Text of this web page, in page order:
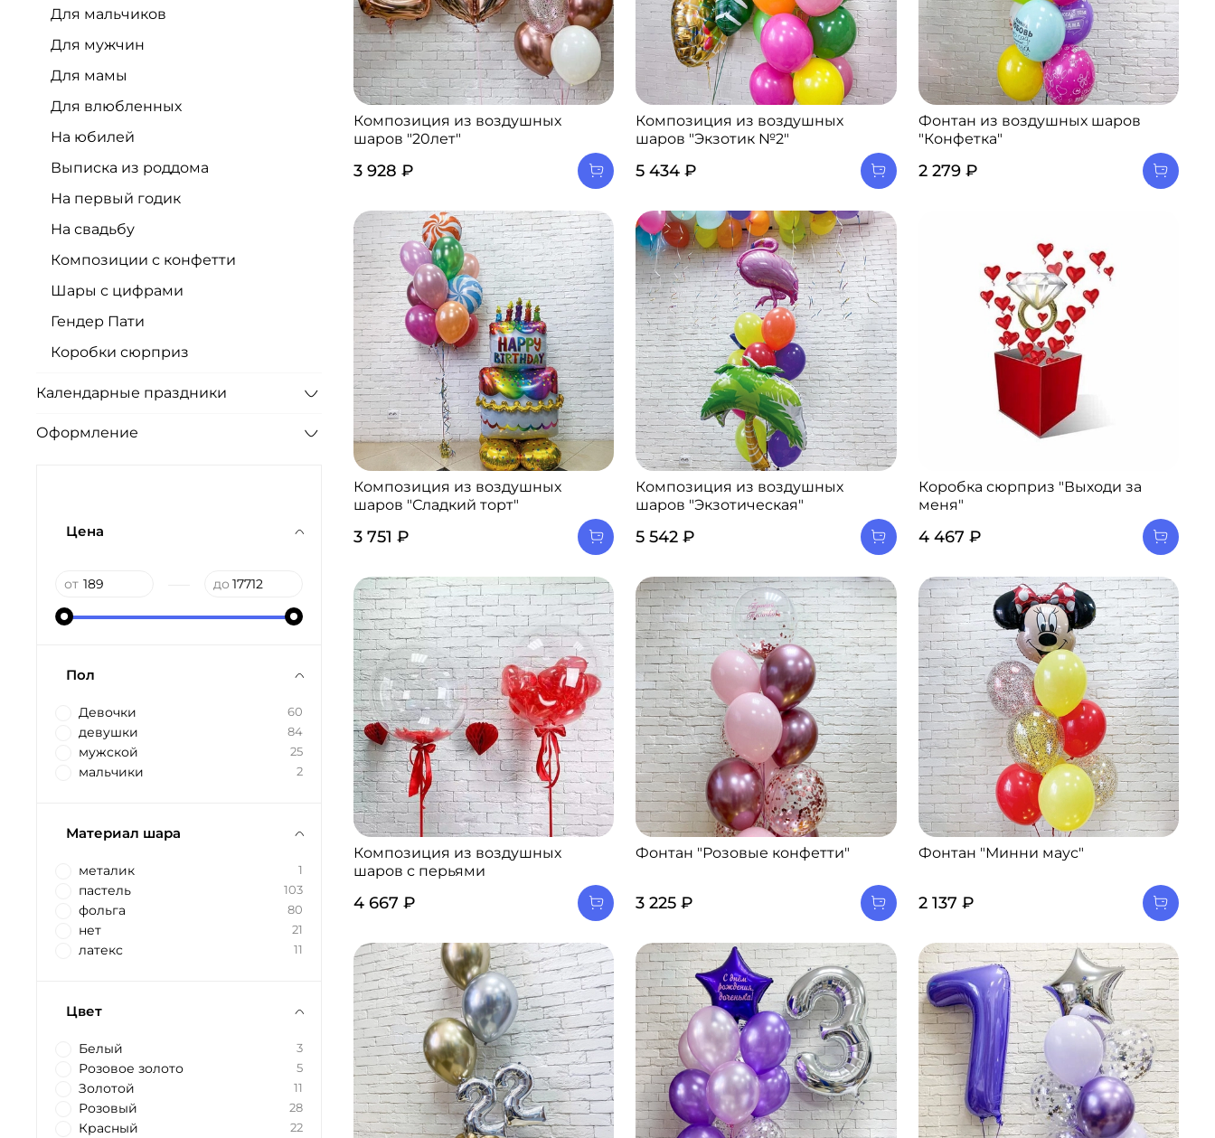
Композиция из воздушных
шаров "20лет"
3 928 ₽
Композиция из воздушных
шаров "Экзотик №2"
5 434 ₽
Фонтан из воздушных шаров
"Конфетка"
2 279 ₽
Композиция из воздушных
шаров "Сладкий торт"
3 751 ₽
Композиция из воздушных
шаров "Экзотическая"
5 542 ₽
Коробка сюрприз "Выходи за
меня"
4 467 ₽
Композиция из воздушных
шаров с перьями
4 667 ₽
Фонтан "Розовые конфетти"
3 225 ₽
Фонтан "Минни маус"
2 137 ₽
Для мальчиков
Для мужчин
Для мамы
Для влюбленных
На юбилей
Выписка из роддома
На первый годик
На свадьбу
Композиции с конфетти
Шары с цифрами
Гендер Пати
Коробки сюрприз
Календарные праздники
Оформление
Цена
от до
Пол
Девочки 60
девушки 84
мужской 25
мальчики 2
Материал шара
металик 1
пастель 103
фольга 80
нет 21
латекс 11
Цвет
Белый 3
Розовое золото 5
Золотой 11
Розовый 28
Красный 22